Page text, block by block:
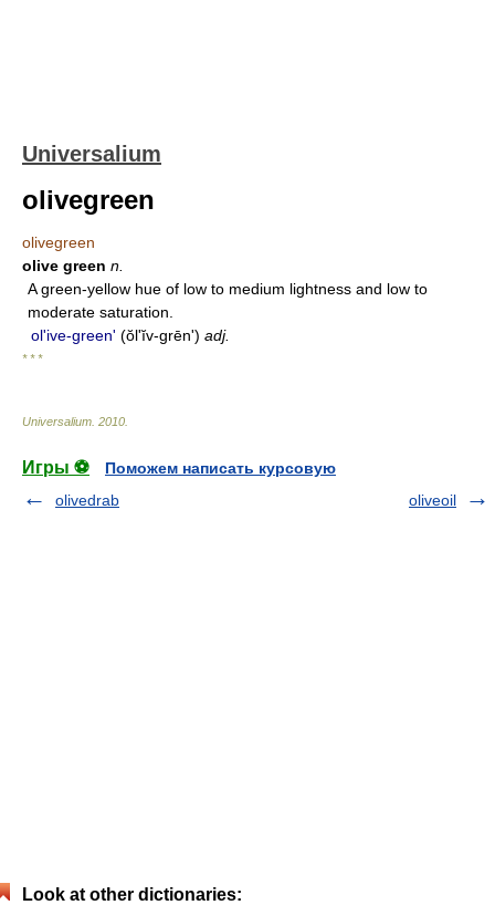
Universalium
olivegreen
olivegreen
olive green n.
A green-yellow hue of low to medium lightness and low to
moderate saturation.
olʹive-greenʹ (ŏlʹĭv-grēnʹ) adj.
* * *
Universalium 2010
Игры ⚽
Поможем написать курсовую
olivedrab
oliveoil
Look at other dictionaries: